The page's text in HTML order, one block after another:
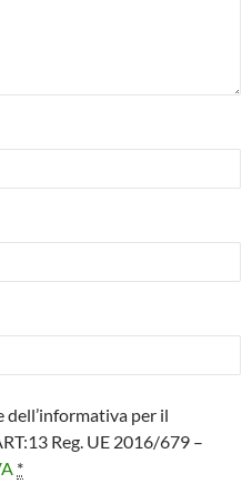
dell’informativa per il
Reg. UE 2016/679 –
*